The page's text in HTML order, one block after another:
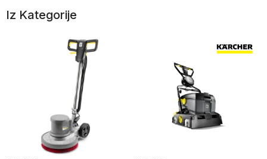
Iz Kategorije